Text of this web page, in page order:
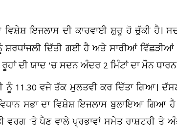
ਵਿਸ਼ੇਸ਼ ਇਜਲਾਸ ਦੀ ਕਾਰਵਾਈ ਸ਼ੁਰੂ ਹੋ ਚੁੱਕੀ ਹੈ।
ਸ਼ਰਧਾਂਜਲੀ ਦਿੱਤੀ ਗਈ ਹੈ ਅਤੇ ਸਾਰੀਆਂ ਵਿੱਛੜੀਆਂ
ਦੀ ਯਾਦ 'ਚ ਸਦਨ ਅੰਦਰ 2 ਮਿੰਟਾਂ ਦਾ ਮੌਨ ਧਾਰਨ
11.30 ਵਜੇ ਤੱਕ ਮੁਲਤਵੀ ਕਰ ਦਿੱਤਾ ਗਿਆ।
ਸਭਾ ਦਾ ਵਿਸ਼ੇਸ਼ ਇਜਲਾਸ ਬੁਲਾਇਆ ਗਿਆ
ਵਰਗ 'ਤੇ ਪੈਣ ਵਾਲੇ ਪ੍ਰਭਾਵਾਂ ਸਮੇਤ ਰਾਸ਼ਟਰੀ ਤੇ